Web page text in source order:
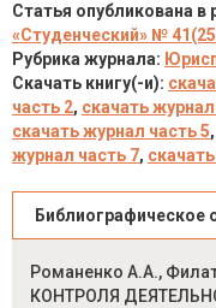
Статья опубликована в
«Студенческий» №
Рубрика журнала:
Скачать книгу(-и):
часть 2, скачать журнал
скачать журнал часть 5,
журнал часть 7,
Библиографическое
Романенко А.А.,
КОНТРОЛЯ